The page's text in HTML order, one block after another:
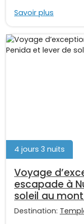
Savoir plus
4 jours 3 nuits
Voyage
escapade à
soleil au
Destination: